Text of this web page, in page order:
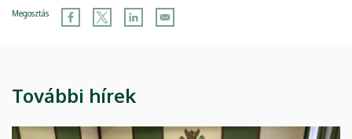
Megosztás
További hírek